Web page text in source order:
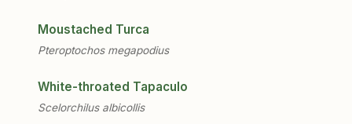
Moustached Turca
Pteroptochos megapodius
White-throated Tapaculo
Scelorchilus albicollis